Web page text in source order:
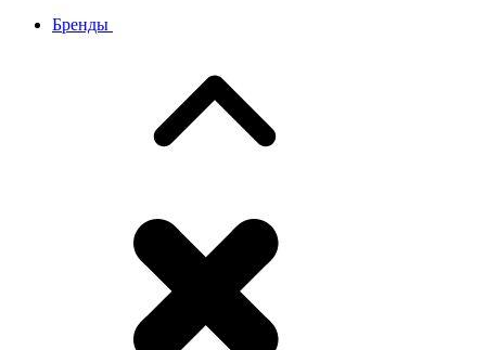
Бренды